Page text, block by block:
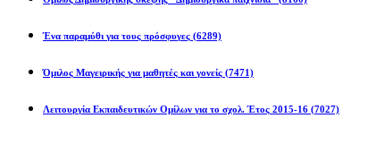
Ένα παραμύθι για τους πρόσφυγες (6289)
Όμιλος Μαγειρικής για μαθητές και γονείς (7471)
Λειτουργία Εκπαιδευτικών Ομίλων για το σχολ. Έτος 2015-16 (7027)